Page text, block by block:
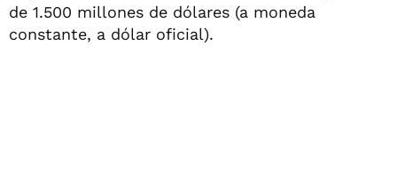
de 1.500 millones de dólares (a moneda
constante, a dólar oficial).